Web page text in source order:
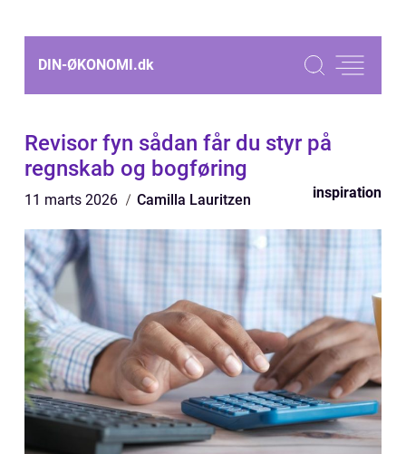
DIN-ØKONOMI.dk
Revisor fyn sådan får du styr på
regnskab og bogføring
11 marts 2026 Camilla Lauritzen inspiration